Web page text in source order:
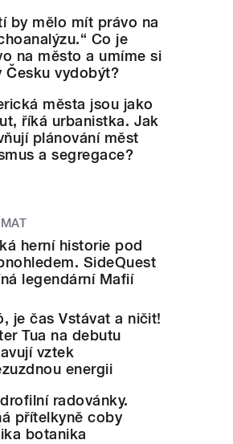
by mělo mít právo na
Co je
na město a umíme si
Česku vydobýt?
města jsou jako
říká urbanistka. Jak
plánování měst
a segregace?
herní historie pod
SideQuest
legendární Mafií
je čas Vstávat a ničit!
Tua na debutu
vztek
energii
radovánky.
přítelkyně coby
botanika